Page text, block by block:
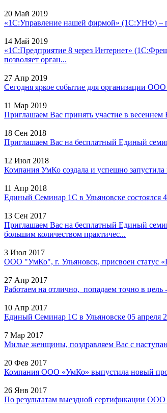
20 Май 2019
«1С:Управление нашей фирмой» (1С:УНФ) –
14 Май 2019
«1С:Предприятие 8 через Интернет»
позволяет орган...
27 Апр 2019
Сегодня яркое событие для организации
11 Мар 2019
Приглашаем Вас принять участие в весеннем
18 Сен 2018
Приглашаем Вас на бесплатный Единый
12 Июл 2018
Компания УмКо создала и успешно запустила
11 Апр 2018
Единый Семинар 1С в Ульяновске состоялся
13 Сен 2017
Приглашаем Вас на бесплатный Единый
большим количеством практичес...
3 Июл 2017
ООО "УмКо", г. Ульяновск, присвоен статус
27 Апр 2017
Работаем на отлично, попадаем точно в
10 Апр 2017
Единый Семинар 1С в Ульяновске 05 апреля
7 Мар 2017
Милые женщины, поздравляем Вас с
20 Фев 2017
Компания ООО «УмКо» выпустила новый
26 Янв 2017
По результатам выездной сертификации